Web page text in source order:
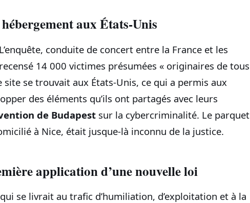
aux États-Unis
conduite de concert entre la France et les
recensé 14 000 victimes présumées « originaires de tous
site se trouvait aux États-Unis, ce qui a permis aux
des éléments qu’ils ont partagés avec leurs
de Budapest sur la cybercriminalité. Le parquet
à Nice, était jusque-là inconnu de la justice.
application d’une nouvelle loi
se livrait au trafic d’humiliation, d’exploitation et à la